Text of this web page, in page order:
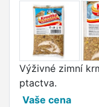
Výživné zimní
ptactva.
Vaše cena